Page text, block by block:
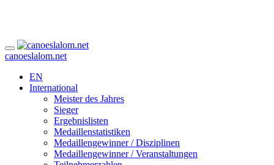
canoeslalom.net
EN
International
Meister des Jahres
Sieger
Ergebnislisten
Medaillenstatistiken
Medaillengewinner / Disziplinen
Medaillengewinner / Veranstaltungen